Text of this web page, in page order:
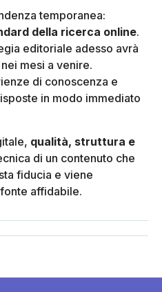
temporanea:
della ricerca online.
editoriale adesso avrà
mesi a venire.
di conoscenza e
in modo immediato
qualità, struttura e
di un contenuto che
fiducia e viene
affidabile.